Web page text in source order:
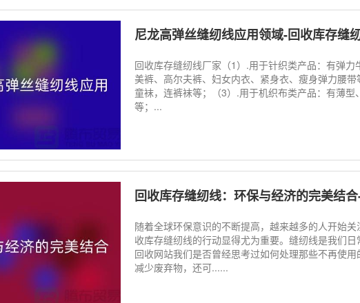
尼龙高弹丝缝纫线应用领域-回收库存缝
回收库存缝纫线厂家（1）.用于针织类产品：有弹
美裤、高尔夫裤、妇女内衣、紧身衣、瘦身弹力腰
童袜，连裤袜等；（3）.用于机织布类产品：有薄
等；...
回收库存缝纫线：环保与经济的完美结
随着全球环保意识的不断提高，越来越多的人开始
收库存缝纫线的行动显得尤为重要。缝纫线是我们
回收网站我们是否曾经思考过如何处理那些不再使
减少废弃物，还可......